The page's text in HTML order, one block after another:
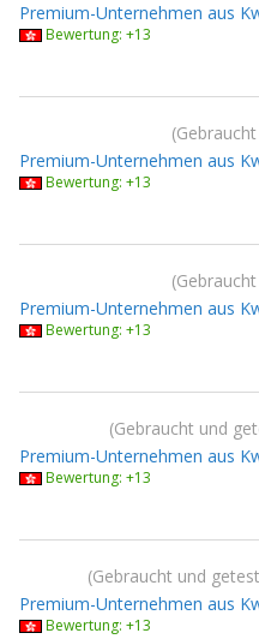
Premium-Unternehmen aus
Bewertung: +13
Premium-Unternehmen aus
Bewertung: +13
Premium-Unternehmen aus
Bewertung: +13
Gebraucht und
Premium-Unternehmen aus
Bewertung: +13
Gebraucht und
Premium-Unternehmen aus
Bewertung: +13